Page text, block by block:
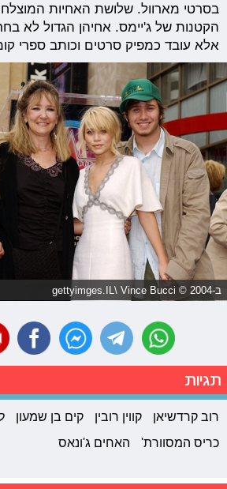
בסרטי מארוול. שלושת האחיות
הקטנות של ג'יימס. אחיהן הגדול לא
אלא עובד כמפיק סרטים וכותב ספרי
ב-2004 © gettyimges.IL\ Vince Bucci
תגיות
רוב קרדשיאן קווין רובין קים בן שמעון
כריס המסוורת'
האחים ג'ונאס